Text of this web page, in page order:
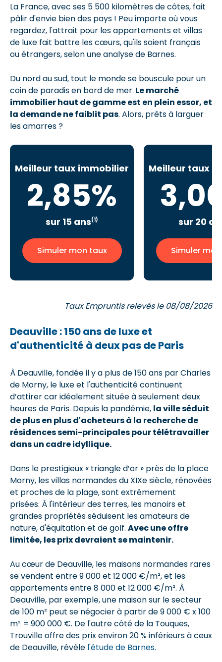
La France, avec ses 5 500 kilomètres de côtes, fait
pâlir d'envie bien des pays ! Peu importe où vous
regardez, l'attrait pour les appartements et villas
de luxe fait battre les cœurs, qu'ils soient français
ou étrangers, selon une analyse de Barnes.
Du nord au sud, tout le monde se bouscule pour un
coin de paradis en bord de mer. Le marché
immobilier haut de gamme est en plein essor, et
la demande ne faiblit pas. Alors, prêts à larguer
les amarres ?
Meilleur taux immobilier
2,85%
sur 15 ans(1)
Simuler mon taux
Meilleur taux
sur 20
Simuler
Taux Empruntis relevés le 08/08/2026
Deauville : 150 ans de luxe et
d'authenticité à deux pas de Paris
À Deauville, fondée il y a plus de 150 ans par Charles
de Morny, le luxe et l'authenticité continuent
d’attirer car idéalement située à seulement deux
heures de Paris. Depuis la pandémie, la ville séduit
de plus en plus d'acheteurs à la recherche de
résidences semi-principales pour télétravailler
dans un cadre idyllique.
Dans le prestigieux « triangle d’or » près de la place
Morny, les villas normandes du XIXe siècle, rénovées
et proches de la plage, sont extrêmement
prisées. À l'intérieur des terres, les manoirs et
grandes propriétés séduisent les amateurs de
nature, d'équitation et de golf. Avec une offre
limitée, les prix devraient se maintenir.
Au cœur de Deauville, les maisons normandes rares
se vendent entre 9 000 et 12 000 €/m², et les
appartements entre 8 000 et 12 000 €/m². À
Deauville, par exemple, une maison sur le secteur
de 100 m² peut se négocier à partir de 9 000 € x 100
m² = 900 000 €. De l'autre côté de la Touques,
Trouville offre des prix environ 20 % inférieurs à ceux
de Deauville, révèle l'étude de Barnes.